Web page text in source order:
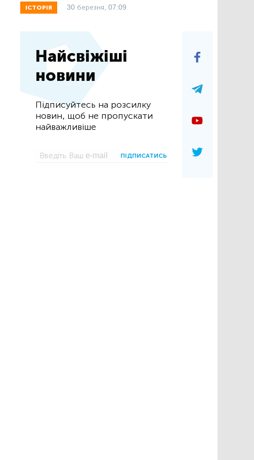
ІСТОРІЯ 30 березня, 07:09
Найсвіжіші
новини
Підписуйтесь на розсилку
новин, щоб не пропускати
найважливіше
ПІДПИСАТИСЬ